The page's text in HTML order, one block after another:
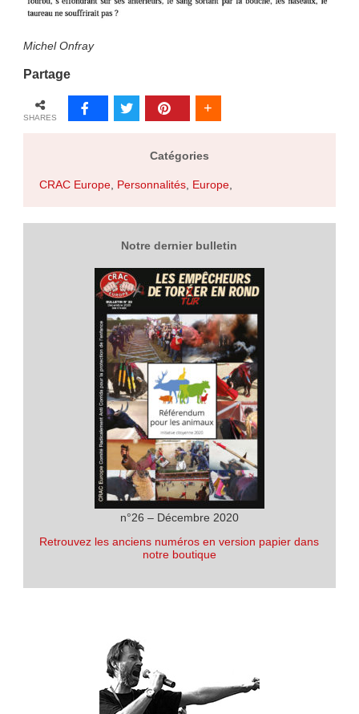
Michel Onfray
Partage
SHARES
Catégories
CRAC Europe, Personnalités, Europe,
Notre dernier bulletin
n°26 – Décembre 2020
Retrouvez les anciens numéros en version papier dans
notre boutique